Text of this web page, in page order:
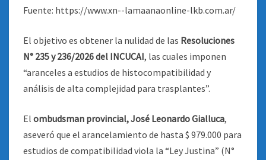
Fuente: https://www.xn--lamaanaonline-lkb.com.ar/
El objetivo es obtener la nulidad de las Resoluciones
N° 235 y 236/2026 del INCUCAI, las cuales imponen
“aranceles a estudios de histocompatibilidad y
análisis de alta complejidad para trasplantes”.
El ombudsman provincial, José Leonardo Gialluca,
aseveró que el arancelamiento de hasta $ 979.000 para
estudios de compatibilidad viola la “Ley Justina” (N°